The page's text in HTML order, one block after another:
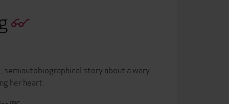
semiautobiographical story about a wary
her heart.